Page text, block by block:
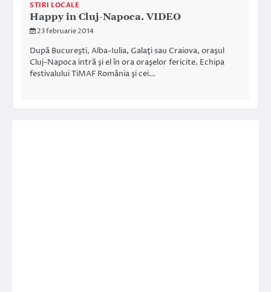
STIRI LOCALE
Happy in Cluj-Napoca. VIDEO
23 februarie 2014
După Bucureşti, Alba-Iulia, Galaţi sau Craiova, oraşul
Cluj-Napoca intră şi el în ora oraşelor fericite. Echipa
festivalului TiMAF România şi cei…